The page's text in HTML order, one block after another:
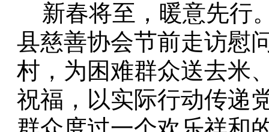
新春将至，暖意先行
县慈善协会节前走访慰
村，为困难群众送去米
祝福，以实际行动传递